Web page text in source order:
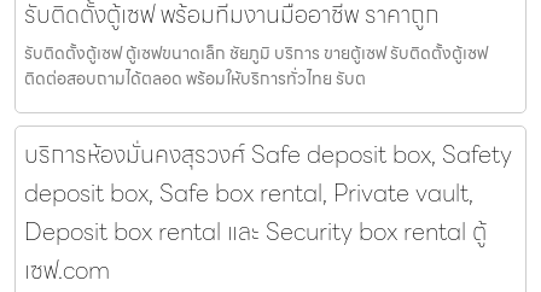
รับติดตั้งตู้เซฟ พร้อมทีมงานมืออาชีพ ราคาถูก
รับติดตั้งตู้เซฟ ตู้เซฟขนาดเล็ก ชัยภูมิ บริการ ขายตู้เซฟ รับติดตั้งตู้เซฟ
ติดต่อสอบถามได้ตลอด พร้อมให้บริการทั่วไทย รับต
บริการห้องมั่นคงสุรวงศ์ Safe deposit box, Safety
deposit box, Safe box rental, Private vault,
Deposit box rental และ Security box rental ตู้
เซฟ.com